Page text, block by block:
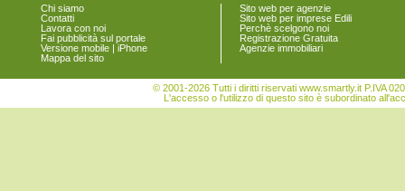
Venezia
Vigonovo
Chi siamo
Contatti
Lavora con noi
Fai pubblicità sul portale
Versione mobile | iPhone
Mappa del sito
Sito web per agenzie
Sito web per imprese Edili
Perchè scelgono noi
Registrazione Gratuita
Agenzie immobiliari
© 2001-2026 Tutti i diritti riservati www.smartly.it P.IVA
L'accesso o l'utilizzo di questo sito è subordinato